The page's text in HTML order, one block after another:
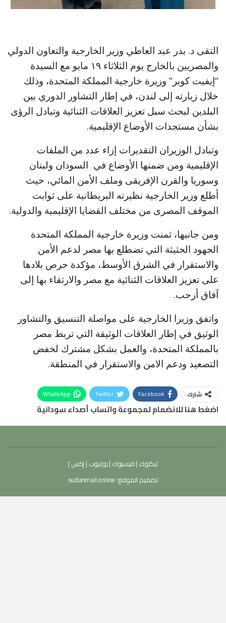
التقى د. بدر عبد العاطي وزير الخارجية والتعاون الدولي
والمصريين بالخارج يوم الثلاثاء ١٩ مايو مع السيدة
“إيفيت كوبر” وزيرة خارجية المملكة المتحدة، وذلك
خلال زيارته إلى لندن، في إطار التشاور الدوري بين
البلدين لبحث سبل تعزيز العلاقات الثنائية وتبادل الرؤى
بشأن مستجدات الأوضاع الإقليمية.
وتبادل الوزيران التقديرات إزاء عدد من الملفات
الإقليمية ومن ضمنها الأوضاع في السودان ولبنان
وسوريا والقرن الإفريقى وملف الأمن المائي، حيث
أطلع وزير الخارجية نظيرته البريطانية على ثوابت
الموقف المصرى من مختلف القضايا الإقليمية والدولية.
ومن جانبها، ثمنت وزيرة خارجية المملكة المتحدة
الجهود الحثيثة التي تضطلع بها مصر لدعم الأمن
والاستقرار في الشرق الأوسط، مؤكدة حرص بلادها
على تعزيز العلاقات الثنائية مع مصر والارتقاء بها إلى
آفاق أرحب.
واتفق وزيرا الخارجية على مواصلة التنسيق والتشاور
الوثيق في إطار العلاقات الوثيقة التي تربط مصر
بالمملكة المتحدة، والعمل بشكل مشترك لخفض
التصعيد ودعم الامن والاستقرار في المنطقة.
شارك Facebook
Twitter
WhatsApp
اضغط هنا للانضمام لمجموعة واتساب أصداء سودانية
تيكتوك |فيسبوك |يوتيوب |إكس |
تصميم الموقع: sudanmail.online